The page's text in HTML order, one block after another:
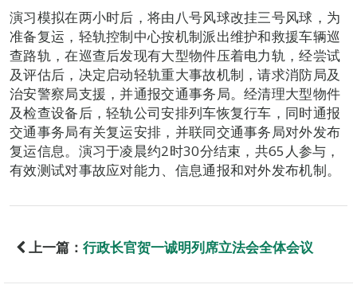
演习模拟在两小时后，将由八号风球改挂三号风球，为
准备复运，轻轨控制中心按机制派出维护和救援车辆巡
查路轨，在巡查后发现有大型物件压着电力轨，经尝试
及评估后，决定启动轻轨重大事故机制，请求消防局及
治安警察局支援，并通报交通事务局。经清理大型物件
及检查设备后，轻轨公司安排列车恢复行车，同时通报
交通事务局有关复运安排，并联同交通事务局对外发布
复运信息。演习于凌晨约2时30分结束，共65人参与，
有效测试对事故应对能力、信息通报和对外发布机制。
上一篇： 行政长官贺一诚明列席立法会全体会议